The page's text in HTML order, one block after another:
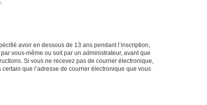
avoir en dessous de 13 ans pendant l’inscription,
vous-même ou soit par un administrateur, avant que
Si vous ne recevez pas de courrier électronique,
que l’adresse de courrier électronique que vous